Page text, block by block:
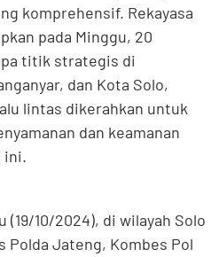
komprehensif. Rekayasa
pada Minggu, 20
titik strategis di
dan Kota Solo,
lintas dikerahkan untuk
dan keamanan
ini.
(19/10/2024), di wilayah Solo
Polda Jateng, Kombes Pol